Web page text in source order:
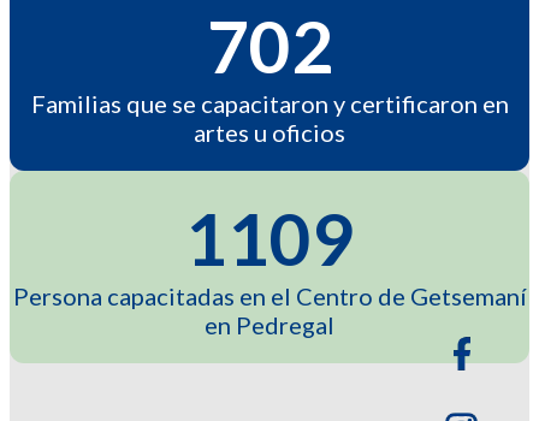
702
Familias que se capacitaron y certificaron en
artes u oficios
1109
Persona capacitadas en el Centro de Getsemaní
en Pedregal